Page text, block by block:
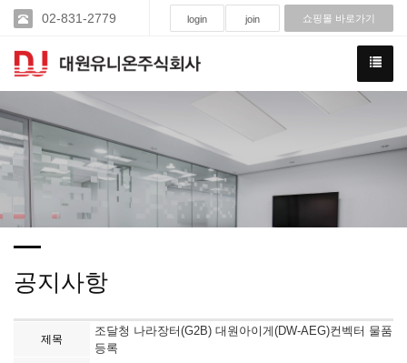
02-831-2779 login join 쇼핑몰 바로가기
공지사항
제목
조달청 나라장터(G2B) 대원아이게(DW-AEG)컨벡터 물품
등록